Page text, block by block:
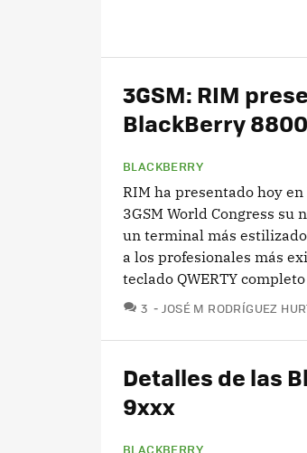
3GSM: RIM
BlackBerry 8800
BLACKBERRY
RIM ha presentado hoy
3GSM World Congress su
un terminal más
a los profesionales más
teclado QWERTY
3 COMENTARIOS
JOSÉ M RODRÍGUEZ
Detalles de las
9xxx
BLACKBERRY